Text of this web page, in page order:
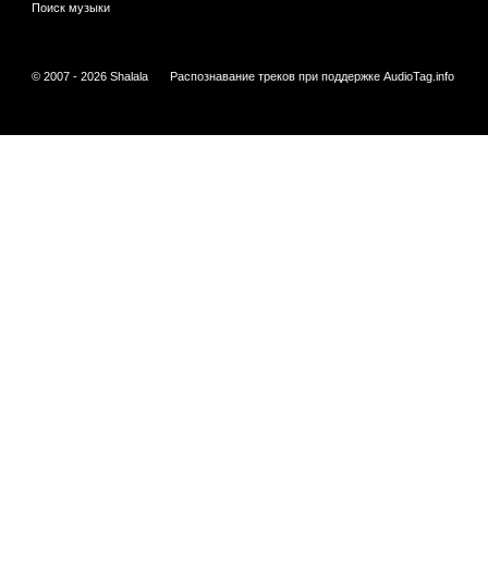
Поиск музыки
© 2007 - 2026 Shalala Распознавание треков при поддержке AudioTag.info